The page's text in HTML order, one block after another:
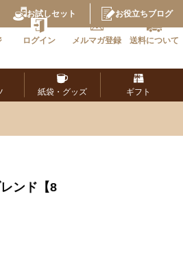
お試しセット お役立ちブログ
ログイン メルマガ登録 送料について
紙袋・ グッズ ギフト
ンド【8